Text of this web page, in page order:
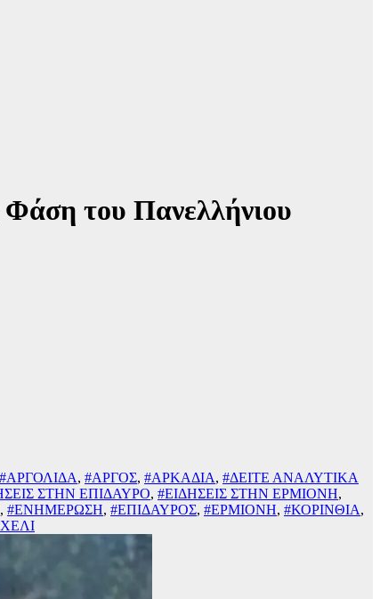
του Πανελλήνιου
#ΑΡΓΟΛΙΔΑ, #ΑΡΓΟΣ, #ΑΡΚΑΔΙΑ, #ΔΕΙΤΕ ΑΝΑΛΥΤΙΚΑ
ΣΤΗΝ ΕΠΙΔΑΥΡΟ, #ΕΙΔΗΣΕΙΣ ΣΤΗΝ ΕΡΜΙΟΝΗ,
, #ΕΝΗΜΕΡΩΣΗ, #ΕΠΙΔΑΥΡΟΣ, #ΕΡΜΙΟΝΗ, #ΚΟΡΙΝΘΙΑ,